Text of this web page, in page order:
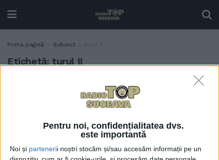
Pentru noi, confidențialitatea dvs.
este importantă
Noi și partenerii noștri stocăm și/sau accesăm informații pe un
Prima pagină Subiect turul II
Etichetă: turul II
Deputatul AUR de Suceava
Florin Pușcașu, referitor la
rezultatul obținut de
dorința, și nemulțumirea
societății românești în
ansamblul ei